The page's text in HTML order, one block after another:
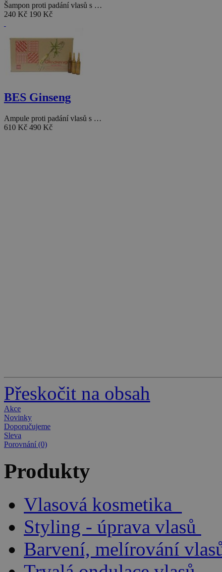
Šampon proti padání vlasů s …
240 Kč 190 Kč
BES Ginseng
Ampule proti padání vlasů s …
610 Kč 490 Kč
Přeskočit na obsah
Akce
Novinky
Doporučujeme
Sleva
Porovnání (0)
Produkty
Vlasová kosmetika
Styling - úprava vlasů
Barvení, melírování